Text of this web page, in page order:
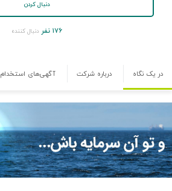
دنبال کردن
۱۷۶ نفر دنبال کننده
در یک نگاه درباره شرکت آگهی‌های استخدام